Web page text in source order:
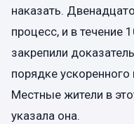
наказать.
процесс, и в течение
закрепили
порядке ускоренного
Местные жители в
указала она.